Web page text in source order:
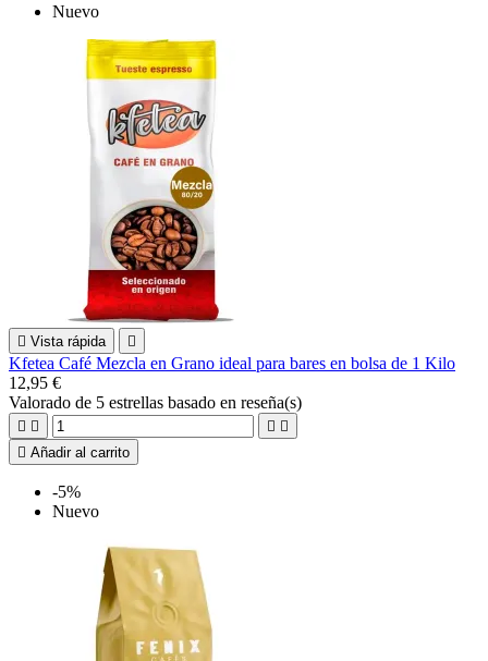
Nuevo
 Vista rápida 
Kfetea Café Mezcla en Grano ideal para bares en bolsa de 1 Kilo
12,95 €
Valorado de 5 estrellas basado en reseña(s)
   
 Añadir al carrito
-5%
Nuevo